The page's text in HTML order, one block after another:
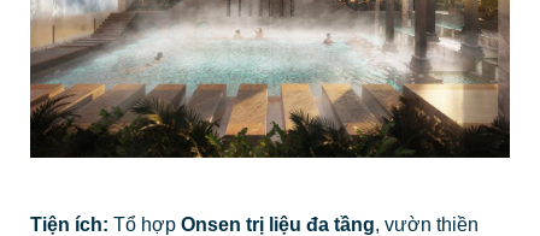
Tiện ích: Tổ hợp Onsen trị liệu đa tầng, vườn thiền